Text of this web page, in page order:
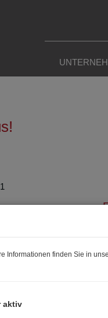
Informationen finden Sie in
aktiv